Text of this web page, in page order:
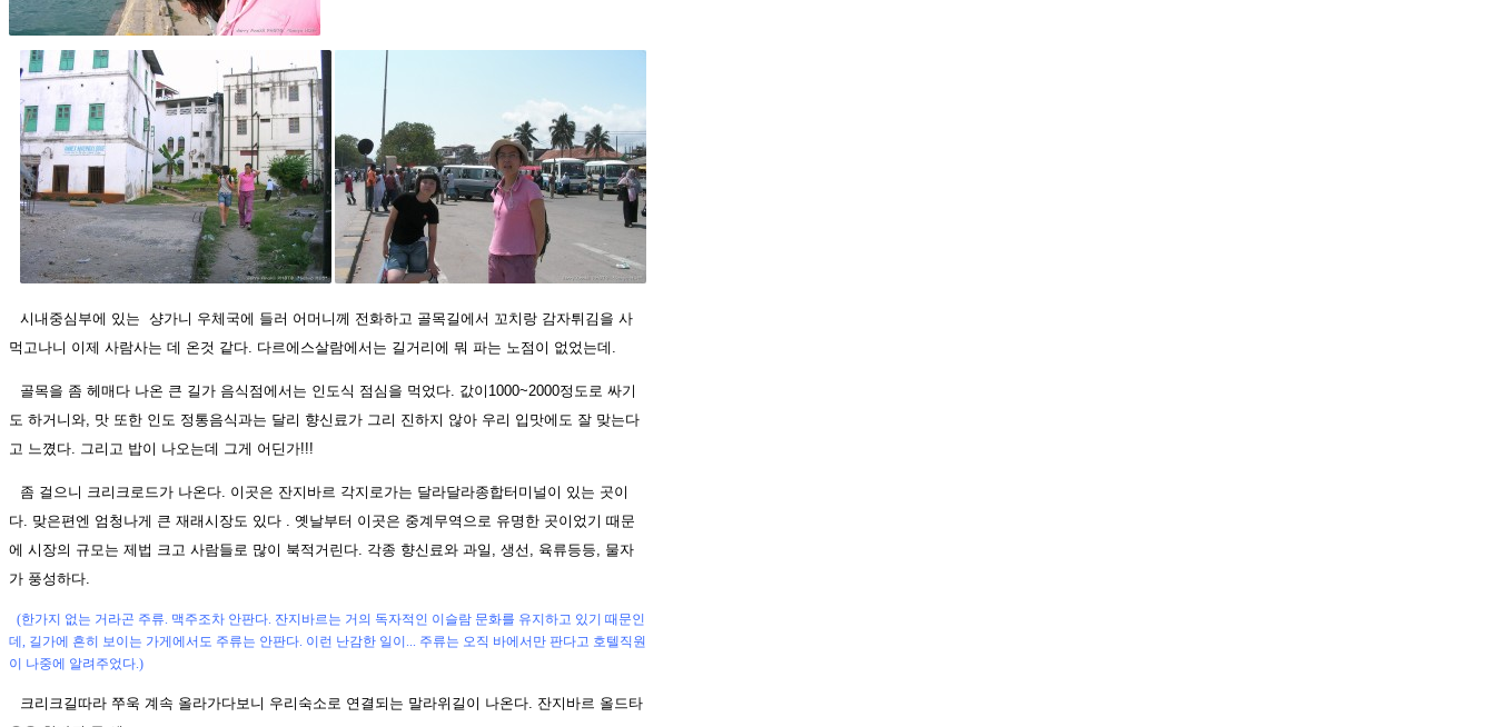
시내중심부에 있는 샹가니 우체국에 들러 어머니께 전화하고 골목길에서 꼬치랑 감자튀김을 사
먹고나니 이제 사람사는 데 온것 같다. 다르에스살람에서는 길거리에 뭐 파는 노점이 없었는데.
골목을 좀 헤매다 나온 큰 길가 음식점에서는 인도식 점심을 먹었다. 값이1000~2000정도로 싸기
도 하거니와, 맛 또한 인도 정통음식과는 달리 향신료가 그리 진하지 않아 우리 입맛에도 잘 맞는다
고 느꼈다. 그리고 밥이 나오는데 그게 어딘가!!!
좀 걸으니 크리크로드가 나온다. 이곳은 잔지바르 각지로가는 달라달라종합터미널이 있는 곳이
다. 맞은편엔 엄청나게 큰 재래시장도 있다 . 옛날부터 이곳은 중계무역으로 유명한 곳이었기 때문
에 시장의 규모는 제법 크고 사람들로 많이 북적거린다. 각종 향신료와 과일, 생선, 육류등등, 물자
가 풍성하다.
(한가지 없는 거라곤 주류. 맥주조차 안판다. 잔지바르는 거의 독자적인 이슬람 문화를 유지하고 있기 때문인
데, 길가에 흔히 보이는 가게에서도 주류는 안판다. 이런 난감한 일이... 주류는 오직 바에서만 판다고 호텔직원
이 나중에 알려주었다.)
크리크길따라 쭈욱 계속 올라가다보니 우리숙소로 연결되는 말라위길이 나온다. 잔지바르 올드타